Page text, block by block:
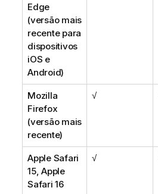
Edge
(versão mais
recente para
dispositivos
iOS e
Android)
Mozilla
Firefox
(versão mais
recente)
√
Apple Safari
15, Apple
Safari 16
√